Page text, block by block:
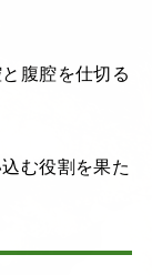
腹腔を仕切る
む役割を果た